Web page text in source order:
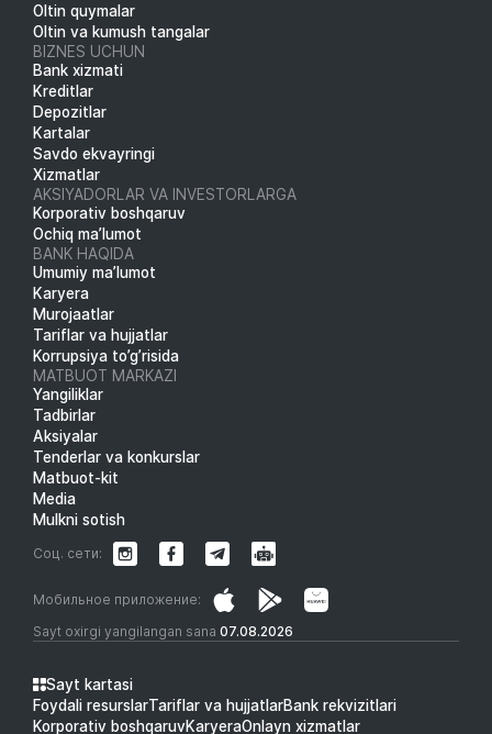
Oltin quymalar
Oltin va kumush tangalar
BIZNES UCHUN
Bank xizmati
Kreditlar
Depozitlar
Kartalar
Savdo ekvayringi
Xizmatlar
AKSIYADORLAR VA INVESTORLARGA
Korporativ boshqaruv
Ochiq ma’lumot
BANK HAQIDA
Umumiy ma’lumot
Karyera
Murojaatlar
Tariflar va hujjatlar
Korrupsiya to’g’risida
MATBUOT MARKAZI
Yangiliklar
Tadbirlar
Aksiyalar
Tenderlar va konkurslar
Matbuot-kit
Media
Mulkni sotish
Sayt oxirgi yangilangan sana 07.08.2026
Мобильное приложение:
Соц. сети:
Sayt kartasi
Foydali resurslarTariflar va hujjatlarBank rekvizitlari
Korporativ boshqaruvKaryeraOnlayn xizmatlar